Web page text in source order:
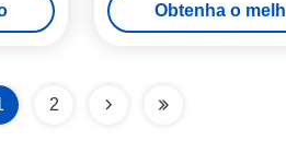
SJ90/38
Obtenha o
2